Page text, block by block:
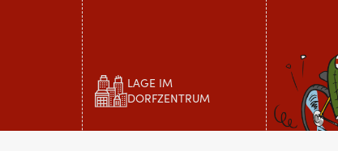
LAGE IM
DORFZENTRUM